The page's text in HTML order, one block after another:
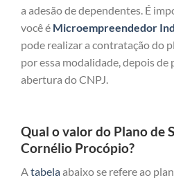
a adesão de dependentes. É
você é Microempreendedor
pode realizar a contratação do
por essa modalidade, depois de
abertura do CNPJ.
Qual o valor do Plano de
Cornélio Procópio?
Atabelaabaixo se refere ao